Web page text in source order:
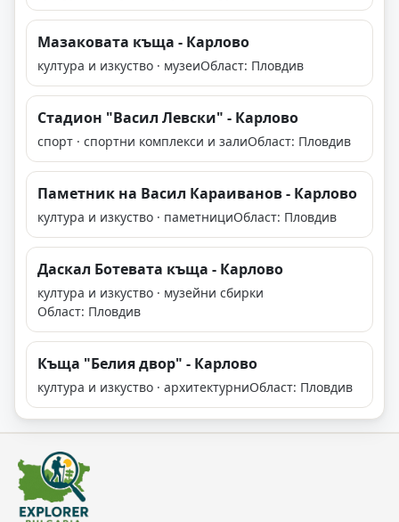
Мазаковата къща - Карлово
култура и изкуство · музеиОбласт: Пловдив
Стадион "Васил Левски" - Карлово
спорт · спортни комплекси и залиОбласт: Пловдив
Паметник на Васил Караиванов - Карлово
култура и изкуство · паметнициОбласт: Пловдив
Даскал Ботевата къща - Карлово
култура и изкуство · музейни сбирки
Област: Пловдив
Къща "Белия двор" - Карлово
култура и изкуство · архитектурниОбласт: Пловдив